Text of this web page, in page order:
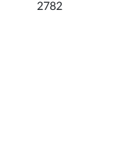
2782